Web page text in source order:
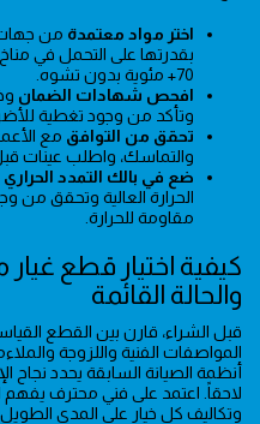
اختر مواد معتمدة من جهات
بقدرتها على التحمل في
70+ مئوية بدون تشوه.
افحص شهادات الضمان
وتأكد من وجود تغطية
تحقق من التوافق مع
والتماسك، واطلب عينات
ضع في بالك التمدد الحراري
الحرارة العالية وتحقق
مقاومة للحرارة.
كيفية اختيار قطع
والحالة القائمة
قبل الشراء، قارن بين القطع
المواصفات الفنية واللزوجة
أنظمة الصيانة السابقة يحدد نجاح
لاحقاً. اعتمد على فني محترف يفهم
وتكاليف كل خيار على المدى الطويل.